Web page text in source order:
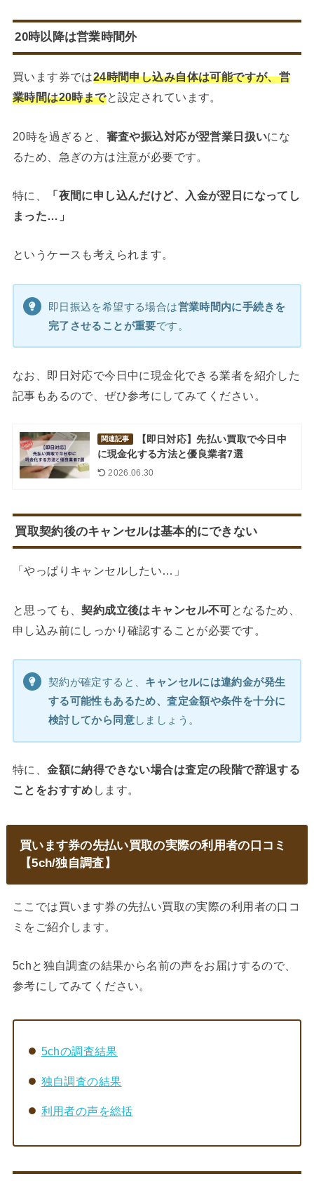
20時以降は営業時間外
買います券では24時間申し込み自体は可能ですが、営
業時間は20時までと設定されています。
20時を過ぎると、 審査や振込対応が翌営業日扱いにな
るため、急ぎの方は注意が必要です。
特に、
「夜間に申し込んだけど、入金が翌日になってし
まった…」
というケースも考えられます。
即日振込を希望する場合は営業時間内に手続きを
完了させることが重要です。
なお、即日対応で今日中に現金化できる業者を紹介した
記事もあるので、ぜひ参考にしてみてください。
関連記事
【即日対応】先払い買取で今日中
に現金化する方法と優良業者7選
2026.06.30
買取契約後のキャンセルは基本的にできない
「やっぱりキャンセルしたい…」
と思っても、契約成立後はキャンセル不可となるため、
申し込み前にしっかり確認することが必要です。
契約が確定すると、 キャンセルには違約金が発生
する可能性もあるため、査定金額や条件を十分に
検討してから同意しましょう。
特に、金額に納得できない場合は査定の段階で辞退する
ことをおすすめ します。
買います券の先払い買取の実際の利用者の口コミ
【5ch/独自調査】
ここでは買います券の先払い買取の実際の利用者の口コ
ミをご紹介します。
5chと独自調査の結果から名前の声をお届けするので、
参考にしてみてください。
5chの調査結果
独自調査の結果
利用者の声を総括